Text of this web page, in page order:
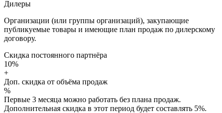
Дилеры
Организации (или группы организаций), закупающие
публикуемые товары и имеющие план продаж по дилерскому
договору.
Скидка постоянного партнёра
10%
+
Доп. скидка от объёма продаж
%
Первые 3 месяца можно работать без плана продаж.
Дополнительная скидка в этот период будет составлять 5%.